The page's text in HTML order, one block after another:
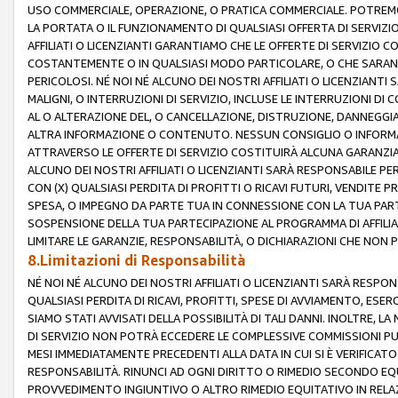
USO COMMERCIALE, OPERAZIONE, O PRATICA COMMERCIALE.
LA PORTATA O IL FUNZIONAMENTO DI QUALSIASI OFFERTA DI
AFFILIATI O LICENZIANTI GARANTIAMO CHE LE OFFERTE DI SERVIZIO
COSTANTEMENTE O IN QUALSIASI MODO PARTICOLARE, O CHE
PERICOLOSI. NÉ NOI NÉ ALCUNO DEI NOSTRI AFFILIATI O LICENZIANTI
MALIGNI, O INTERRUZIONI DI SERVIZIO, INCLUSE LE INTERRUZIONI DI
AL O ALTERAZIONE DEL, O CANCELLAZIONE, DISTRUZIONE,
ALTRA INFORMAZIONE O CONTENUTO. NESSUN CONSIGLIO O
ATTRAVERSO LE OFFERTE DI SERVIZIO COSTITUIRÀ ALCUNA
ALCUNO DEI NOSTRI AFFILIATI O LICENZIANTI SARÀ RESPONSABILE
CON (X) QUALSIASI PERDITA DI PROFITTI O RICAVI FUTURI, VENDITE
SPESA, O IMPEGNO DA PARTE TUA IN CONNESSIONE CON LA TUA
SOSPENSIONE DELLA TUA PARTECIPAZIONE AL PROGRAMMA DI
LIMITARE LE GARANZIE, RESPONSABILITÀ, O DICHIARAZIONI CHE NON
8.Limitazioni di Responsabilità
NÉ NOI NÉ ALCUNO DEI NOSTRI AFFILIATI O LICENZIANTI SARÀ
QUALSIASI PERDITA DI RICAVI, PROFITTI, SPESE DI AVVIAMENTO,
SIAMO STATI AVVISATI DELLA POSSIBILITÀ DI TALI DANNI. INOLTRE,
DI SERVIZIO NON POTRÀ ECCEDERE LE COMPLESSIVE COMMISSIONI
MESI IMMEDIATAMENTE PRECEDENTI ALLA DATA IN CUI SI È
RESPONSABILITÀ. RINUNCI AD OGNI DIRITTO O RIMEDIO SECONDO
PROVVEDIMENTO INGIUNTIVO O ALTRO RIMEDIO EQUITATIVO IN